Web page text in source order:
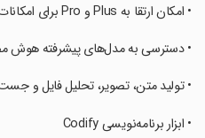
‏‏‏‏‏‏‏• امکان ارتقا به Plus و Pro برای امکانات بیشتر
‏‏‏‏‏‏‏• دسترسی به مدل‌های پیشرفته هوش
‏‏‏‏‏‏‏• تولید متن، تصویر، تحلیل فایل و
‏‏‏‏‏‏‏• ابزار برنامه‌نویسی Codify